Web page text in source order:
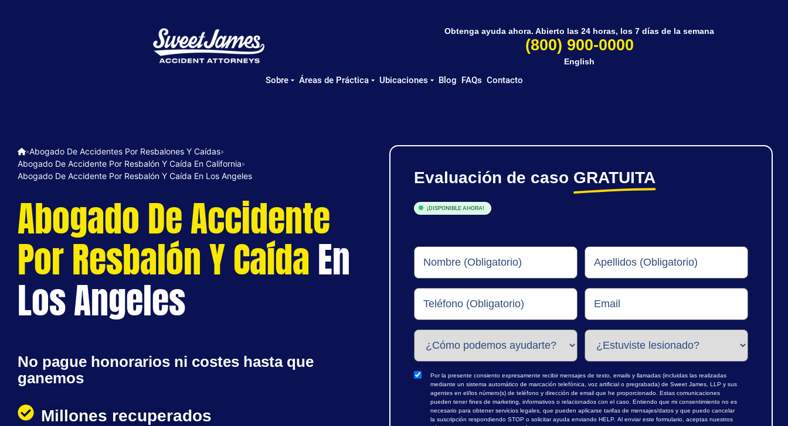
Sobre Áreas de Práctica Ubicaciones Blog FAQs Contacto
Obtenga ayuda ahora. Abierto las 24 horas, los 7 días de la semana
(800) 900-0000
English
»Abogado De Accidentes Por Resbalones Y Caídas»
Abogado De Accidente Por Resbalón Y Caída En California»
Abogado De Accidente Por Resbalón Y Caída En Los Angeles
Abogado De Accidente
Por Resbalón Y CaídaEn
Los Angeles
No pague honorarios ni costes hasta que
ganemos
Millones recuperados
Evaluación de caso GRATUITA
¡DISPONIBLE AHORA!
Por la presente consiento expresamente recibir mensajes de texto, emails y llamadas (incluidas las realizadas
mediante un sistema automático de marcación telefónica, voz artificial o pregrabada) de Sweet James, LLP y sus
agentes en el/los número(s) de teléfono y dirección de email que he proporcionado. Estas comunicaciones
pueden tener fines de marketing, informativos o relacionados con el caso. Entiendo que mi consentimiento no es
necesario para obtener servicios legales, que pueden aplicarse tarifas de mensajes/datos y que puedo cancelar
la suscripción respondiendo STOP o solicitar ayuda enviando HELP. Al enviar este formulario, aceptas nuestros